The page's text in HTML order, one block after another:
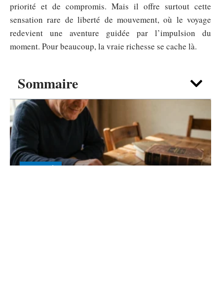
Sommaire
ACTIVITÉS
priorité et de compromis. Mais il offre surtout cette
sensation rare de liberté de mouvement, où le voyage
redevient une aventure guidée par l’impulsion du
moment. Pour beaucoup, la vraie richesse se cache là.